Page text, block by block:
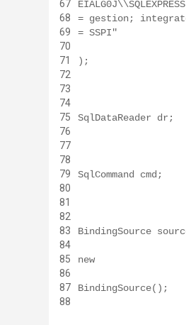
67
68
69
70
71
72
73
74
75
76
77
78
79
80
81
82
83
84
85
86
87
88
= gestion;
= SSPI"
);
SqlDataReader dr;
SqlCommand cmd;
BindingSource
new
BindingSource();